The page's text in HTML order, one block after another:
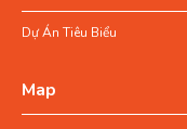
Dự Án Tiêu Biểu
Map